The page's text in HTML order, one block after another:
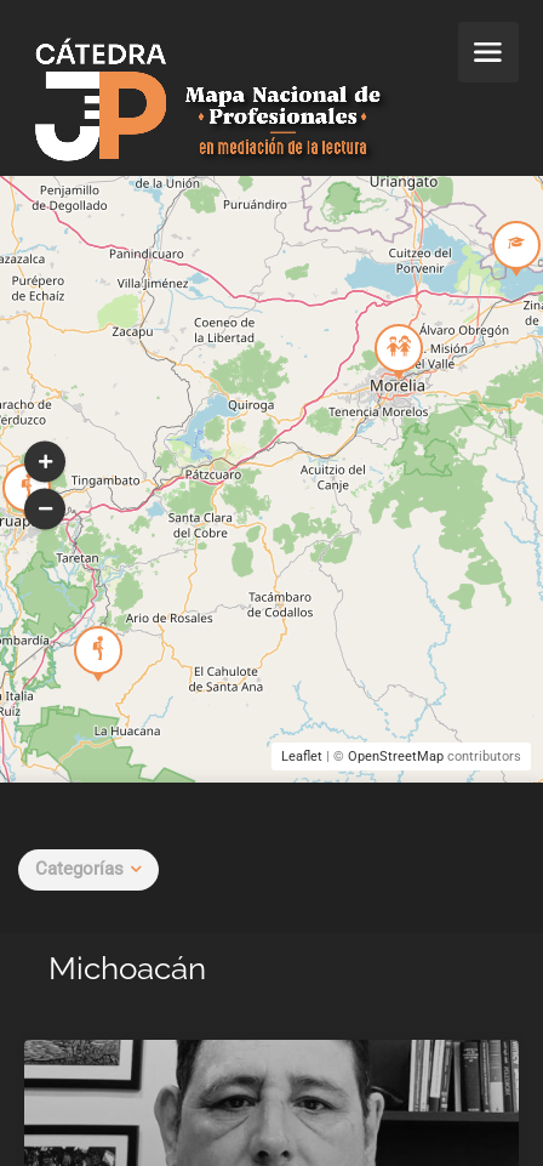
Categorías
Michoacán
Leaflet | © OpenStreetMap contributors